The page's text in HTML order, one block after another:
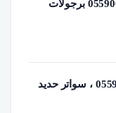
تركيب برجولات خشب الدمام ت: 0559002951 برجولات
تركيب سواتر حديد الظهران ت: 0559002951 ، سواتر حديد